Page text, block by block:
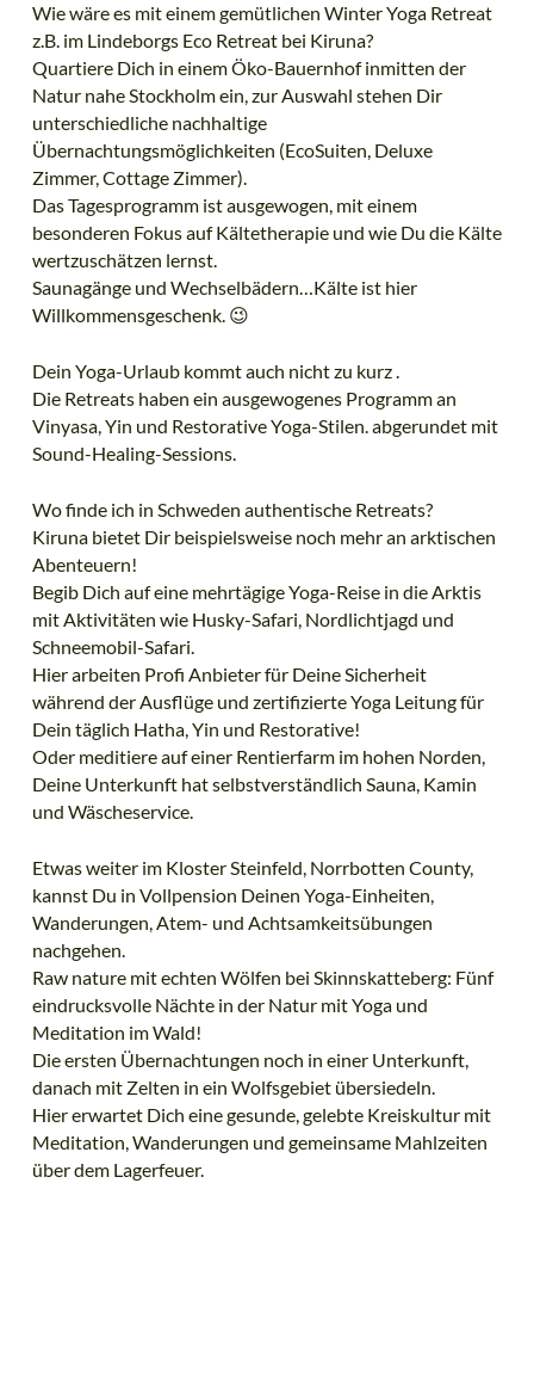
Wie wäre es mit einem gemütlichen Winter Yoga Retreat
z.B. im Lindeborgs Eco Retreat bei Kiruna?
Quartiere Dich in einem Öko-Bauernhof inmitten der
Natur nahe Stockholm ein, zur Auswahl stehen Dir
unterschiedliche nachhaltige
Übernachtungsmöglichkeiten (EcoSuiten, Deluxe
Zimmer, Cottage Zimmer).
Das Tagesprogramm ist ausgewogen, mit einem
besonderen Fokus auf Kältetherapie und wie Du die Kälte
wertzuschätzen lernst.
Saunagänge und Wechselbädern…Kälte ist hier
Willkommensgeschenk. 😉
Dein Yoga-Urlaub kommt auch nicht zu kurz .
Die Retreats haben ein ausgewogenes Programm an
Vinyasa, Yin und Restorative Yoga-Stilen. abgerundet mit
Sound-Healing-Sessions.
Wo finde ich in Schweden authentische Retreats?
Kiruna bietet Dir beispielsweise noch mehr an arktischen
Abenteuern!
Begib Dich auf eine mehrtägige Yoga-Reise in die Arktis
mit Aktivitäten wie Husky-Safari, Nordlichtjagd und
Schneemobil-Safari.
Hier arbeiten Profi Anbieter für Deine Sicherheit
während der Ausflüge und zertifizierte Yoga Leitung für
Dein täglich Hatha, Yin und Restorative!
Oder meditiere auf einer Rentierfarm im hohen Norden,
Deine Unterkunft hat selbstverständlich Sauna, Kamin
und Wäscheservice.
Etwas weiter im Kloster Steinfeld, Norrbotten County,
kannst Du in Vollpension Deinen Yoga-Einheiten,
Wanderungen, Atem- und Achtsamkeitsübungen
nachgehen.
Raw nature mit echten Wölfen bei Skinnskatteberg: Fünf
eindrucksvolle Nächte in der Natur mit Yoga und
Meditation im Wald!
Die ersten Übernachtungen noch in einer Unterkunft,
danach mit Zelten in ein Wolfsgebiet übersiedeln.
Hier erwartet Dich eine gesunde, gelebte Kreiskultur mit
Meditation, Wanderungen und gemeinsame Mahlzeiten
über dem Lagerfeuer.